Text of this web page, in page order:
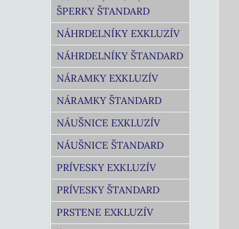
ŠPERKY ŠTANDARD
NÁHRDELNÍKY EXKLUZÍV
NÁHRDELNÍKY ŠTANDARD
NÁRAMKY EXKLUZÍV
NÁRAMKY ŠTANDARD
NÁUŠNICE EXKLUZÍV
NÁUŠNICE ŠTANDARD
PRÍVESKY EXKLUZÍV
PRÍVESKY ŠTANDARD
PRSTENE EXKLUZÍV